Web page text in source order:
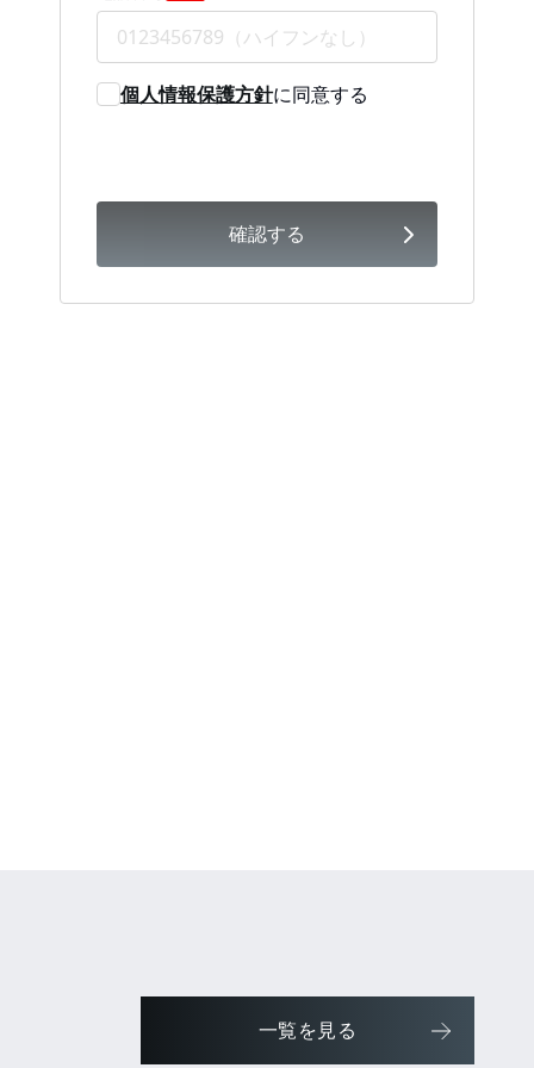
個人情報保護方針に同意する
確認する
一覧を見る